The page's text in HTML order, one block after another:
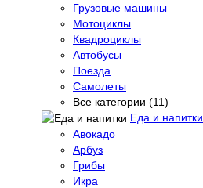
Грузовые машины
Мотоциклы
Квадроциклы
Автобусы
Поезда
Самолеты
Все категории (11)
Еда и напитки
Авокадо
Арбуз
Грибы
Икра